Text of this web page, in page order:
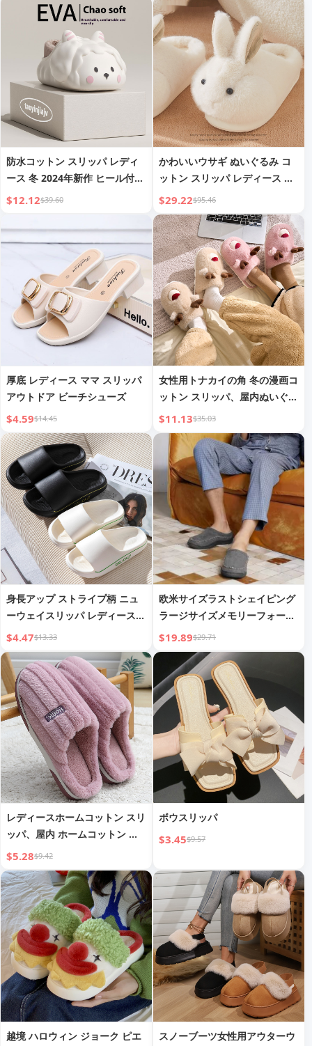
ップ スリッパ
ッシュ コットンシューズ メン
ズ
防水コットン スリッパ レディ
ース 冬 2024年新作 ヒール付き
かわいい ガーリー 学生 屋内ホ
$12.12$39.60
かわいいウサギ ぬいぐるみ コ
ットン スリッパ レディース 秋
と冬 ホームユース 学生 屋内 ソ
フトソール ファー 暖かい スリ
ッパ
$29.22$95.46
厚底 レディース ママ スリッパ
アウトドア ビーチシューズ
$4.59$14.45
女性用トナカイの角 冬の漫画コ
ットン スリッパ、屋内ぬいぐる
み 暖かいホーム ぬいぐるみ シ
ューズ、厚底ハーフ スリッパ
$11.13$35.03
身長アップ ストライプ柄 ニュ
ーウェイスリッパ レディース
滑り止め バスルーム メンズサ
ンダル
$4.47$13.33
欧米サイズラストシェイピング
ラージサイズメモリーフォーム
コットン スリッパ
$19.89$29.71
レディースホームコットン スリ
ッパ、屋内 ホームコットン ス
リッパ メンズ、暖かいコットン
スリッパ
$5.28$9.42
ボウスリッパ
$3.45$9.57
越境 ハロウィン ジョーク ピエ スノーブーツ女性用アウターウ